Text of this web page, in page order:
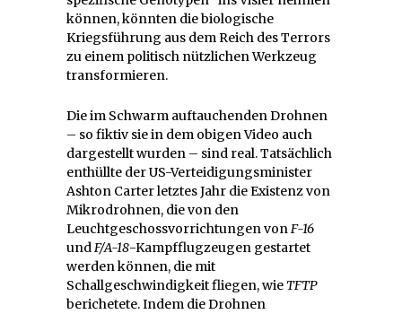
können, könnten die biologische
Kriegsführung aus dem Reich des Terrors
zu einem politisch nützlichen Werkzeug
transformieren.
Die im Schwarm auftauchenden Drohnen
– so fiktiv sie in dem obigen Video auch
dargestellt wurden – sind real. Tatsächlich
enthüllte der US-Verteidigungsminister
Ashton Carter letztes Jahr die Existenz von
Mikrodrohnen, die von den
Leuchtgeschossvorrichtungen vonF-16
undF/A-18-Kampfflugzeugen gestartet
werden können, die mit
Schallgeschwindigkeit fliegen, wie TFTP
berichetete. Indem die Drohnen